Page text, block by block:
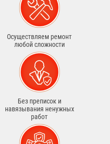
Осуществляем ремонт
любой сложности
Без преписок и
навязывания ненужных
работ